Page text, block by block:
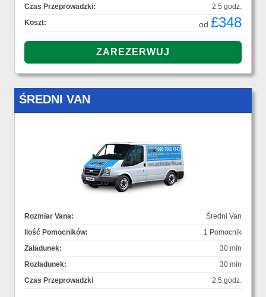
Czas Przeprowadzki:
2.5 godz.
Koszt:
od £348
ŚREDNI VAN
Rozmiar Vana:
Średni Van
Ilość Pomocników:
1 Pomocnik
Załadunek:
30 min
Rozładunek:
30 min
Czas Przeprowadzki
2.5 godz.